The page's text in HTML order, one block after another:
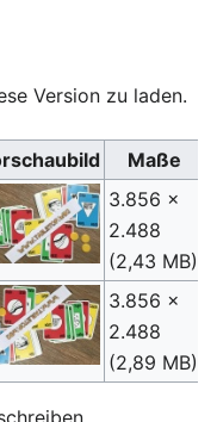
Version zu laden.
Maße
3.856 ×
2.488
(2,43 MB)
3.856 ×
2.488
(2,89 MB)